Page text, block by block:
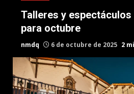
Talleres y
para octubre
nmdq 6 de octubre de 2025 2